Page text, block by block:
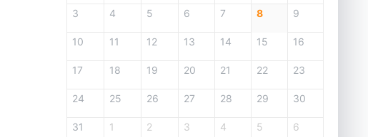
3 4 5 6 7 8 9
10 11 12 13 14 15 16
17 18 19 20 21 22 23
24 25 26 27 28 29 30
31 1 2 3 4 5 6